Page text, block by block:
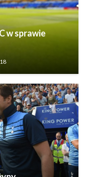
w sprawie